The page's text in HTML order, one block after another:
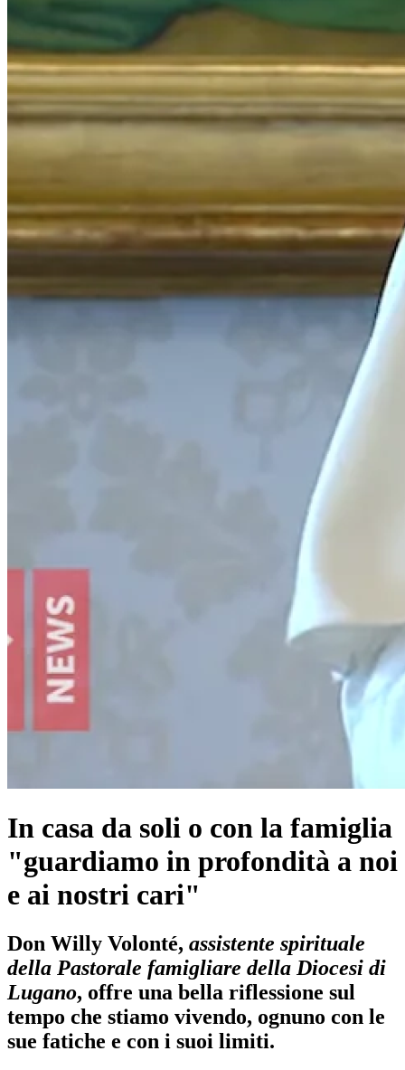
In casa da soli o con la famiglia
"guardiamo in profondità a noi
e ai nostri cari"
Don Willy Volonté, assistente spirituale
della Pastorale famigliare della Diocesi di
Lugano, offre una bella riflessione sul
tempo che stiamo vivendo, ognuno con le
sue fatiche e con i suoi limiti.